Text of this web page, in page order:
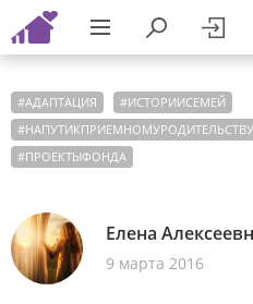
#АДАПТАЦИЯ #ИСТОРИИСЕМЕЙ
#НАПУТИКПРИЕМНОМУРОДИТЕЛЬСТВУ
#ПРОЕКТЫФОНДА
Елена
9 марта 2016